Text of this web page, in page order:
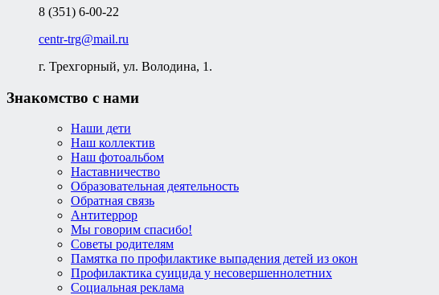
8 (351) 6-00-22
centr-trg@mail.ru
г. Трехгорный, ул. Володина, 1.
Знакомство с нами
Наши дети
Наш коллектив
Наш фотоальбом
Наставничество
Образовательная деятельность
Обратная связь
Антитеррор
Мы говорим спасибо!
Советы родителям
Памятка по профилактике выпадения детей из окон
Профилактика суицида у несовершеннолетних
Социальная реклама